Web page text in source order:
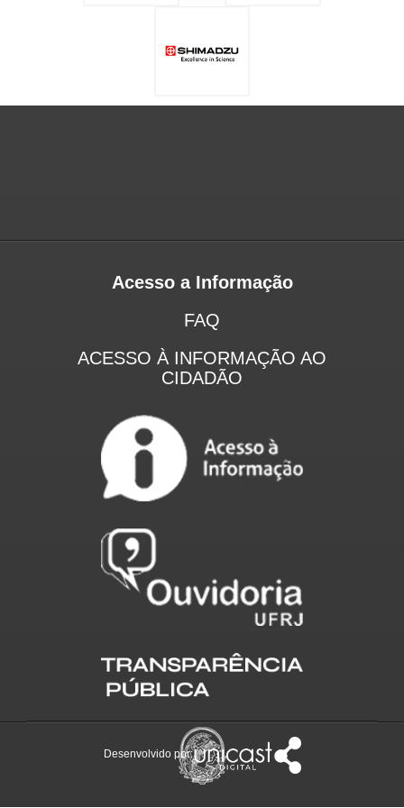
Acesso a Informação
FAQ
ACESSO À INFORMAÇÃO AO
CIDADÃO
Desenvolvido por: